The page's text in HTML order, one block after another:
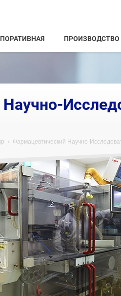
ПРОИЗВОДСТВО
Фармацевтический Научно-